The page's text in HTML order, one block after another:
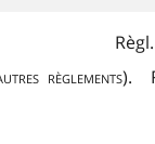
règlements).